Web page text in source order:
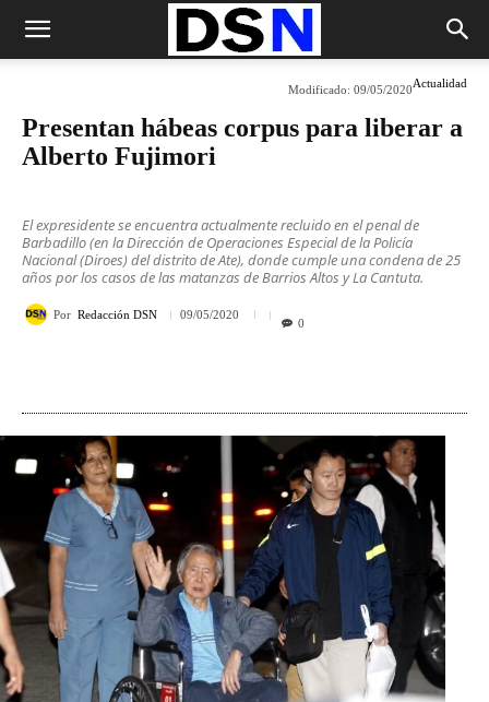
Actualidad
Modificado: 09/05/2020
Presentan hábeas corpus para liberar a
Alberto Fujimori
El expresidente se encuentra actualmente recluido en el penal de
Barbadillo (en la Dirección de Operaciones Especial de la Policía
Nacional (Diroes) del distrito de Ate), donde cumple una condena de 25
años por los casos de las matanzas de Barrios Altos y La Cantuta.
Por Redacción DSN 09/05/2020
0